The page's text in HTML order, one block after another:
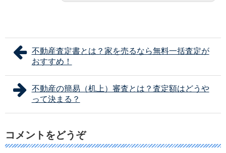
不動産査定書とは？家を売るなら無料一括査定が
おすすめ！
不動産の簡易（机上）審査とは？査定額はどうや
って決まる？
コメントをどうぞ